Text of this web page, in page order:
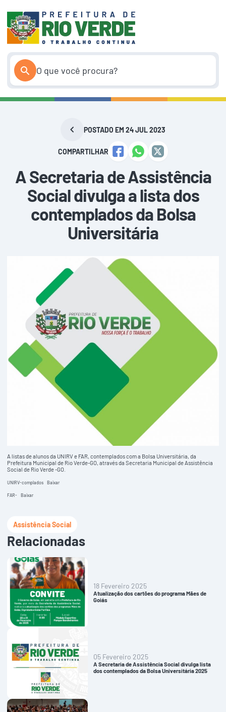
conteúdo
POSTADO EM 24 JUL 2023
COMPARTILHAR
A Secretaria de Assistência
Social divulga a lista dos
contemplados da Bolsa
Universitária
A listas de alunos da UNIRV e FAR, contemplados com a Bolsa Universitária, da
Prefeitura Municipal de Rio Verde-GO, através da Secretaria Municipal de Assistência
Social de Rio Verde -GO.
UNIRV-complados Baixar
FAR- Baixar
Assistência Social
Relacionadas
18 Fevereiro 2025
Atualização dos cartões do programa Mães de
Goiás
05 Fevereiro 2025
A Secretaria de Assistência Social divulga lista
dos contemplados da Bolsa Universitária 2025